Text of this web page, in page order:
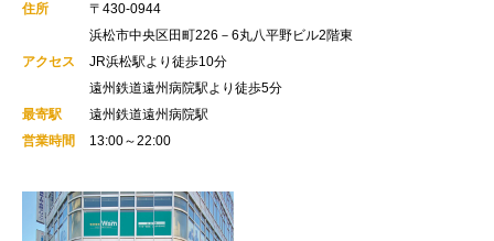
住所
〒430-0944
浜松市中央区田町226－6丸八平野ビル2階東
アクセス
JR浜松駅より徒歩10分
遠州鉄道遠州病院駅より徒歩5分
最寄駅
遠州鉄道遠州病院駅
営業時間
13:00～22:00